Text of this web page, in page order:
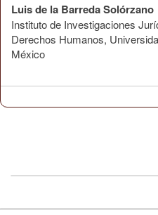
Luis de la Barreda Solórzano
Instituto de Investigaciones
Derechos Humanos,
México